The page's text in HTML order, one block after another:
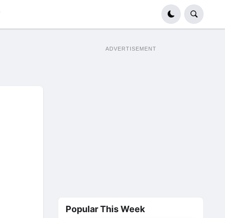
ADVERTISEMENT
Popular This Week